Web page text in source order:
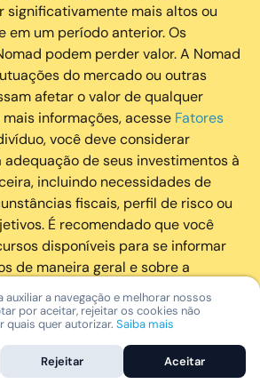
significativamente mais altos ou
em um período anterior. Os
podem perder valor. A Nomad
do mercado ou outras
afetar o valor de qualquer
informações, acesse Fatores
você deve considerar
de seus investimentos à
incluindo necessidades de
fiscais, perfil de risco ou
É recomendado que você
disponíveis para se informar
de maneira geral e sobre a
seu portfólio. Questões fiscais ou
realizados através da
pelos próprios clientes. A
não fornecem nenhum tipo de
ou fiscal.
a navegação e melhorar nossos
por aceitar, rejeitar os cookies não
quais quer autorizar. Saiba mais
Rejeitar Aceitar